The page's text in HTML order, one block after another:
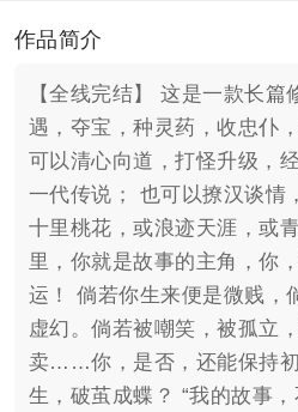
作品简介
【全线完结】 这是一款长篇
遇，夺宝，种灵药，收忠
可以清心向道，打怪升级，
一代传说； 也可以撩汉谈情
十里桃花，或浪迹天涯，或
里，你就是故事的主角，你
运！ 倘若你生来便是微贱，
虚幻。倘若被嘲笑，被孤立
卖……你，是否，还能保持
生，破茧成蝶？ “我的故事